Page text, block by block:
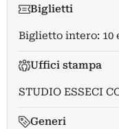
Biglietti
Biglietto intero: 10
Uffici stampa
STUDIO ESSECI
Generi